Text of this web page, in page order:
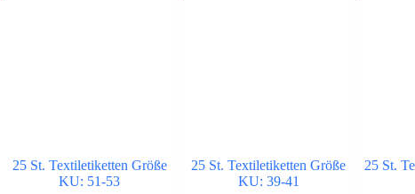
25 St. Textiletiketten Größe
KU: 51-53
25 St. Textiletiketten Größe
KU: 39-41
25 St.